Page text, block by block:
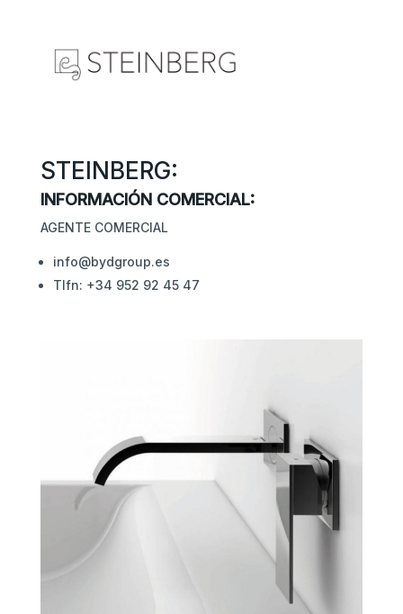
STEINBERG:
INFORMACIÓN COMERCIAL:
AGENTE COMERCIAL
info@bydgroup.es
Tlfn: +34 952 92 45 47